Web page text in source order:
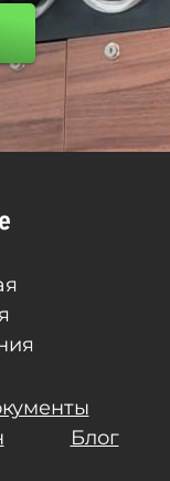
Блог